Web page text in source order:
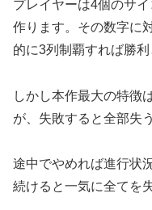
プレイヤーは4個のサ
作ります。その数字に
的に3列制覇すれば勝利
しかし本作最大の特徴
が、失敗すると全部失
途中でやめれば進行状
続けると一気に全てを